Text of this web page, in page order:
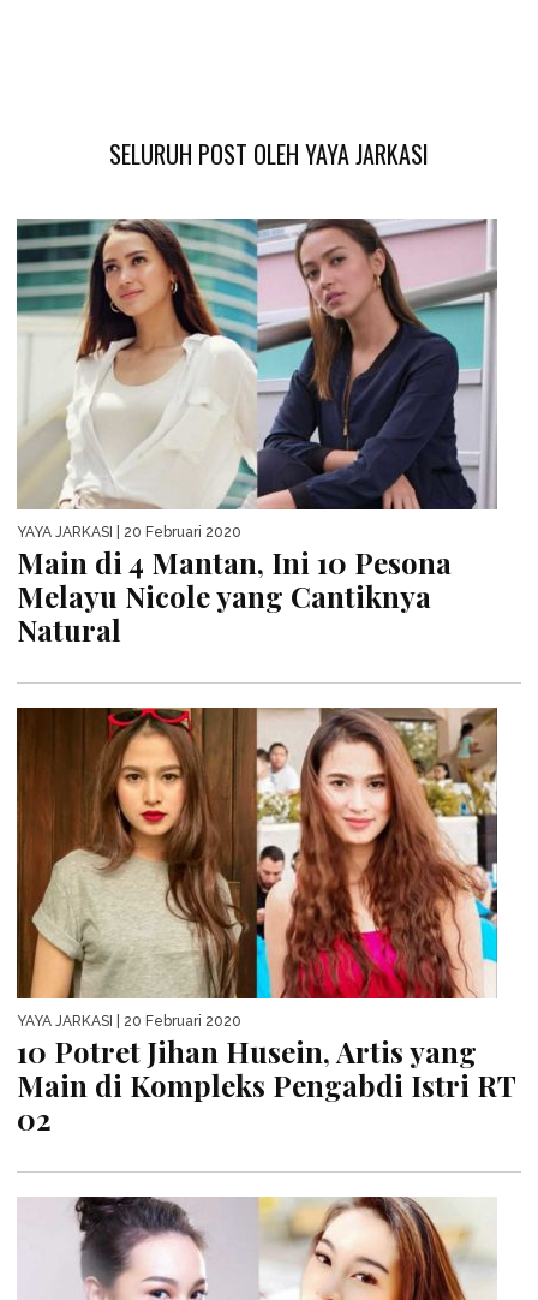
SELURUH POST OLEH YAYA JARKASI
YAYA JARKASI | 20 Februari 2020
Main di 4 Mantan, Ini 10 Pesona
Melayu Nicole yang Cantiknya
Natural
YAYA JARKASI | 20 Februari 2020
10 Potret Jihan Husein, Artis yang
Main di Kompleks Pengabdi Istri RT
02